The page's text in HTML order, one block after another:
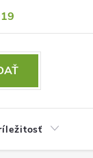
údajov